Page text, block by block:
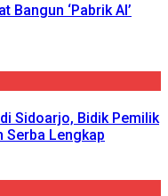
Bangun ‘Pabrik AI’
Sidoarjo, Bidik Pemilik
Serba Lengkap